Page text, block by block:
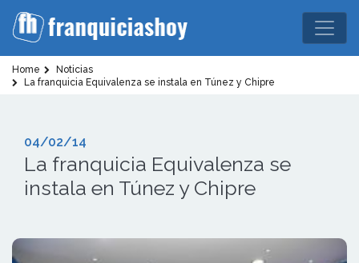
Home
Noticias
La franquicia Equivalenza se instala en Túnez y Chipre
04/02/14
La franquicia Equivalenza se
instala en Túnez y Chipre